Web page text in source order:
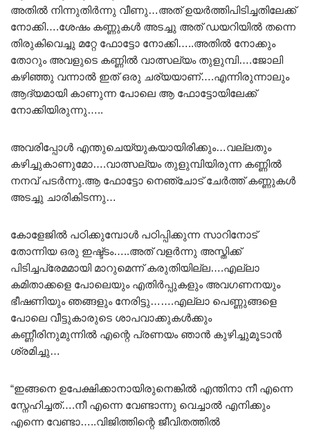
അതിൽ നിന്നുതിർന്നു വീണു…അത് ഉയർത്തിപിടിച്ചതിലേക്ക്
നോക്കി….ശേഷം കണ്ണുകൾ അടച്ചു അത് ഡയറിയിൽ തന്നെ
തിരുകിവെച്ചു മറ്റേ ഫോട്ടോ നോക്കി…..അതിൽ നോക്കും
തോറും അവളുടെ കണ്ണിൽ വാത്സല്യം തുളുമ്പി….ജോലി
കഴിഞ്ഞു വന്നാൽ ഇത് ഒരു ചര്യയാണ്….എന്നിരുന്നാലും
ആദ്യമായി കാണുന്ന പോലെ ആ ഫോട്ടോയിലേക്ക്
നോക്കിയിരുന്നു…..
അവരിപ്പോൾ എന്തുചെയ്യുകയായിരിക്കും…വല്ലതും
കഴിച്ചുകാണുമോ….വാത്സല്യം തുളുമ്പിയിരുന്ന കണ്ണിൽ
നനവ് പടർന്നു.ആ ഫോട്ടോ നെഞ്ചോട് ചേർത്ത് കണ്ണുകൾ
അടച്ചു ചാരികിടന്നു…
കോളേജിൽ പഠിക്കുമ്പോൾ പഠിപ്പിക്കുന്ന സാറിനോട്
തോന്നിയ ഒരു ഇഷ്ട്ടം…..അത് വളർന്നു അസ്തിക്ക്
പിടിച്ചപ്രേമമായി മാറുമെന്ന് കരുതിയില്ല….എല്ലാ
കമിതാക്കളെ പോലെയും എതിർപ്പുകളും അവഗണനയും
ഭീഷണിയും ഞങ്ങളും നേരിട്ടു…….എല്ലാ പെണ്ണുങ്ങളെ
പോലെ വീട്ടുകാരുടെ ശാപവാക്കുകൾക്കും
കണ്ണീരിനുമുന്നിൽ എന്റെ പ്രണയം ഞാൻ കുഴിച്ചുമൂടാൻ
ശ്രമിച്ചു…
“ഇങ്ങനെ ഉപേക്ഷിക്കാനായിരുനെങ്കിൽ എന്തിനാ നീ എന്നെ
സ്നേഹിച്ചത്….നീ എന്നെ വേണ്ടാന്നു വെച്ചാൽ എനിക്കും
എന്നെ വേണ്ടാ…..വിജിത്തിന്റെ ജീവിതത്തിൽ